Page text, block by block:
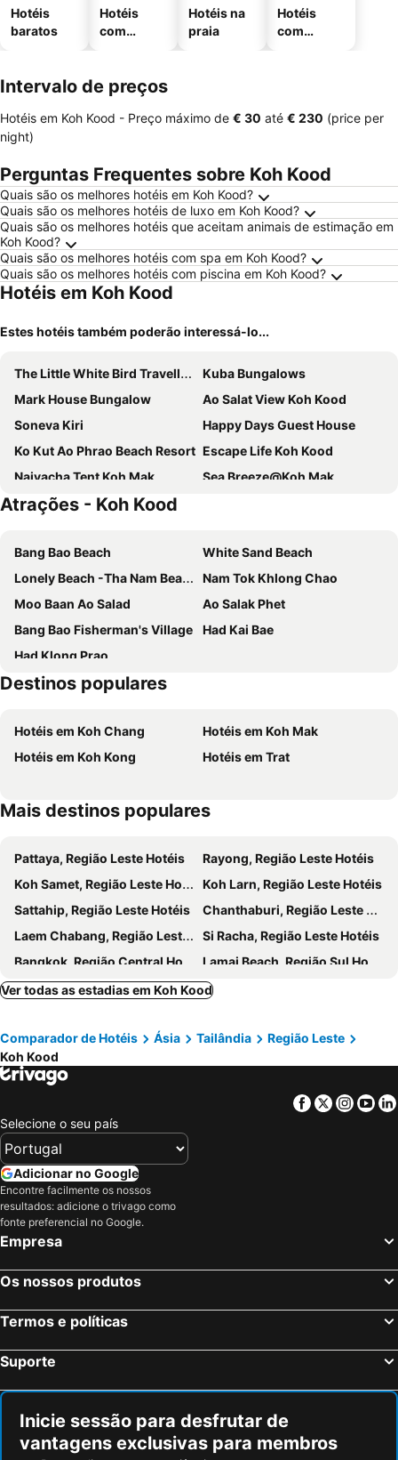
Hotéis
baratos
Hotéis
com
Hotéis na
praia
Hotéis
com
Intervalo de preços
Hotéis em Koh Kood - Preço máximo de ‎€ 30 até ‎€ 230 (price per
night)
Perguntas Frequentes sobre Koh Kood
Quais são os melhores hotéis em Koh Kood?
Quais são os melhores hotéis de luxo em Koh Kood?
Quais são os melhores hotéis que aceitam animais de estimação em
Koh Kood?
Quais são os melhores hotéis com spa em Koh Kood?
Quais são os melhores hotéis com piscina em Koh Kood?
Hotéis em Koh Kood
Estes hotéis também poderão interessá-lo...
The Little White Bird Traveller Hostel
Kuba Bungalows
Mark House Bungalow
Ao Salat View Koh Kood
Soneva Kiri
Happy Days Guest House
Ko Kut Ao Phrao Beach Resort Escape Life Koh Kood
Naivacha Tent Koh Mak
Sea Breeze@Koh Mak
Makathanee Resort
Bann Makok The Getaway
Ta-Lay Time KohMak
AoPong Resort
The River Retreat Koh Mak
Sabai Beach Resort
Atrações - Koh Kood
Bang Bao Beach
White Sand Beach
Lonely Beach -Tha Nam Beach
Nam Tok Khlong Chao
Moo Baan Ao Salad
Ao Salak Phet
Bang Bao Fisherman's Village
Had Kai Bae
Had Klong Prao
Destinos populares
Hotéis em Koh Chang
Hotéis em Koh Mak
Hotéis em Koh Kong
Hotéis em Trat
Mais destinos populares
Pattaya, Região Leste Hotéis
Rayong, Região Leste Hotéis
Koh Samet, Região Leste Hotéis
Koh Larn, Região Leste Hotéis
Sattahip, Região Leste Hotéis
Chanthaburi, Região Leste Hotéis
Laem Chabang, Região Leste Hotéis
Si Racha, Região Leste Hotéis
Bangkok, Região Central Hotéis
Lamai Beach, Região Sul Hotéis
Koh Chang, Região Leste Hotéis
Koh Phi Phi, Região Sul Hotéis
Ao Nang, Região Sul Hotéis
Krabi, Região Sul Hotéis
Phuket-Cidade, Região Sul Hotéis
Ver todas as estadias em Koh Kood
Comparador de Hotéis Ásia Tailândia
Região Leste
Koh Kood
Facebook
Twitter
Selecione o seu país
Adicionar no Google
Encontre facilmente os nossos
resultados: adicione o trivago como
fonte preferencial no Google.
Empresa
Os nossos produtos
Termos e políticas
Suporte
Inicie sessão para desfrutar de
vantagens exclusivas para membros